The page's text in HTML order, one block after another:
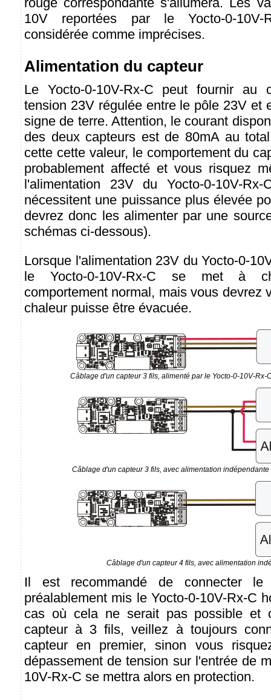
10V reportées par le Yocto-0-10V-
considérée comme imprécises.
Alimentation du capteur
Le Yocto-0-10V-Rx-C peut fournir au
tension 23V régulée entre le pôle 23V et
signe de terre. Attention, le courant
des deux capteurs est de 80mA au
cette cette valeur, le comportement du
probablement affecté et vous risquez
l'alimentation 23V du Yocto-0-10V-
nécessitent une puissance plus élevée
devrez donc les alimenter par une
schémas ci-dessous).
Lorsque l'alimentation 23V du Yocto-0-
le Yocto-0-10V-Rx-C se met à
comportement normal, mais vous devrez
chaleur puisse être évacuée.
Câblage d'un capteur 3 fils, alimenté par le Yocto-0-10V-Rx-
Câblage d'un capteur 3 fils, avec alimentation
Câblage d'un capteur 4 fils, avec alimentation
Il est recommandé de connecter
préalablement mis le Yocto-0-10V-Rx-C
cas où cela ne serait pas possible et
capteur à 3 fils, veillez à toujours
capteur en premier, sinon vous
dépassement de tension sur l'entrée de
10V-Rx-C se mettra alors en protection.